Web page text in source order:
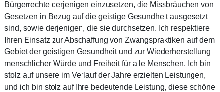
Bürgerrechte derjenigen einzusetzen, die Missbräuchen von
Gesetzen in Bezug auf die geistige Gesundheit ausgesetzt
sind, sowie derjenigen, die sie durchsetzen. Ich respektiere
Ihren Einsatz zur Abschaffung von Zwangspraktiken auf dem
Gebiet der geistigen Gesundheit und zur Wiederherstellung
menschlicher Würde und Freiheit für alle Menschen. Ich bin
stolz auf unsere im Verlauf der Jahre erzielten Leistungen,
und ich bin stolz auf Ihre bedeutende Leistung, diese schöne